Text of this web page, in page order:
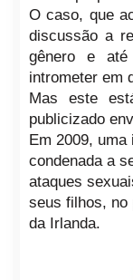
O caso, que
discussão a
gênero e
intrometer em
Mas este
publicizado
Em 2009,
condenada a
ataques
seus filhos, no
da Irlanda.